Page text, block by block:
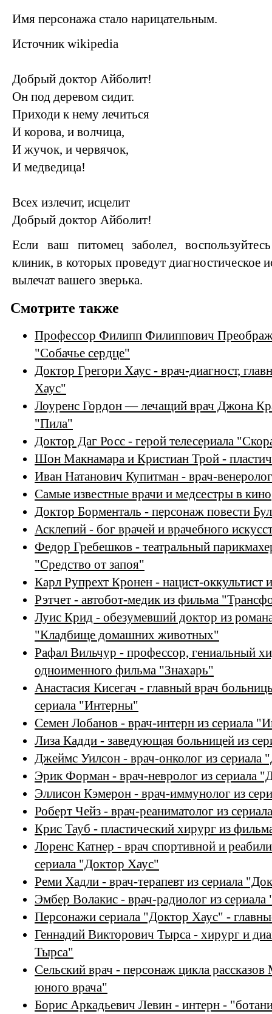
Имя персонажа стало нарицательным.
Источник wikipedia
Добрый доктор Айболит!
Он под деревом сидит.
Приходи к нему лечиться
И корова, и волчица,
И жучок, и червячок,
И медведица!
Всех излечит, исцелит
Добрый доктор Айболит!
Если ваш питомец заболел,
клиник, в которых проведут диагностическое
вылечат вашего зверька.
Смотрите также
Профессор Филипп Филиппович
"Собачье сердце"
Доктор Грегори Хаус - врач-диагност,
Хаус"
Лоуренс Гордон — лечащий врач Джона
"Пила"
Доктор Даг Росс - герой телесериала
Шон Макнамара и Кристиан Трой -
Иван Натанович Купитман - врач-
Самые известные врачи и медсестры в кино
Доктор Борменталь - персонаж повести
Асклепий - бог врачей и врачебного
Федор Гребешков - театральный
"Средство от запоя"
Карл Рупрехт Кронен - нацист-
Рэтчет - автобот-медик из фильма
Луис Крид - обезумевший доктор из
"Кладбище домашних животных"
Рафал Вильчур - профессор, гениальный
одноименного фильма "Знахарь"
Анастасия Кисегач - главный врач
сериала "Интерны"
Семен Лобанов - врач-интерн из сериала
Лиза Кадди - заведующая больницей из
Джеймс Уилсон - врач-онколог из сериала
Эрик Форман - врач-невролог из сериала
Эллисон Кэмерон - врач-иммунолог из
Роберт Чейз - врач-реаниматолог из
Крис Тауб - пластический хирург из
Лоренс Катнер - врач спортивной и
сериала "Доктор Хаус"
Реми Хадли - врач-терапевт из сериала
Эмбер Волакис - врач-радиолог из
Персонажи сериала "Доктор Хаус" -
Геннадий Викторович Тырса - хирург и
Тырса"
Сельский врач - персонаж цикла
юного врача"
Борис Аркадьевич Левин - интерн -